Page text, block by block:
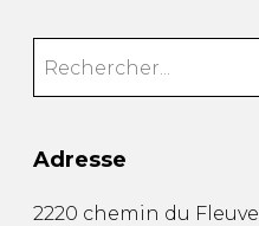
Adresse
2220 chemin du Fleuve